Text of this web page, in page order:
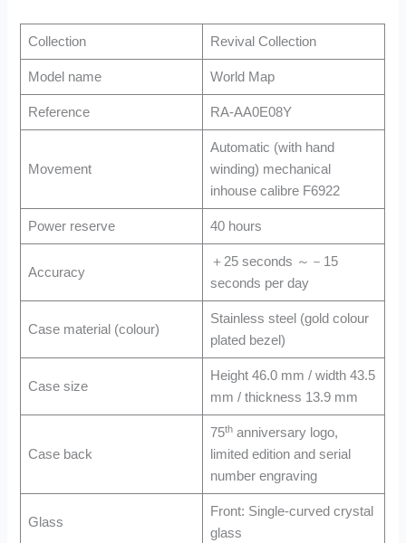
Collection Revival Collection
Model name World Map
Reference RA-AA0E08Y
Movement
Automatic (with hand
winding) mechanical
inhouse calibre F6922
Power reserve 40 hours
Accuracy
＋25 seconds ～－15
seconds per day
Case material (colour)
Stainless steel (gold colour
plated bezel)
Case size
Height 46.0 mm / width 43.5
mm / thickness 13.9 mm
Case back
75thanniversary logo,
limited edition and serial
number engraving
Glass
Front: Single-curved crystal
glass